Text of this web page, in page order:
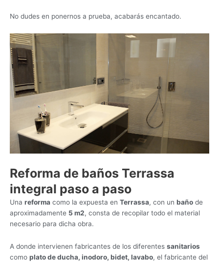
No dudes en ponernos a prueba, acabarás encantado.
Reforma de baños Terrassa
integral paso a paso
Una reforma como la expuesta en Terrassa, con un baño de
aproximadamente 5 m2, consta de recopilar todo el material
necesario para dicha obra.
A donde intervienen fabricantes de los diferentes sanitarios
como plato de ducha, inodoro, bidet, lavabo, el fabricante del